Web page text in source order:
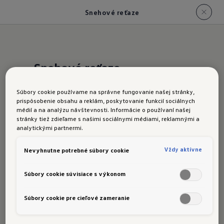
Snehové reťaze
Snehové reťaze
hladkosť jazdy: S reťazami na sneh sa môžete
zasnežených cestách – a nasadzovanie a
Ukážeme vám, ako na to, a odpovieme na často
Súbory cookie používame na správne fungovanie našej stránky,
prispôsobenie obsahu a reklám, poskytovanie funkcií sociálnych
médií a na analýzu návštevnosti. Informácie o používaní našej
stránky tiež zdieľame s našimi sociálnymi médiami, reklamnými a
analytickými partnermi.
Nevyhnutne potrebné súbory cookie Vždy aktívne
Súbory cookie súvisiace s výkonom
Súbory cookie pre cieľové zameranie